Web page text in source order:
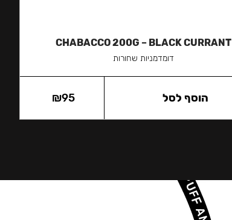
CHABACCO 200G – BLACK CURRANT
דומדמניות שחורות
₪95 הוסף לסל